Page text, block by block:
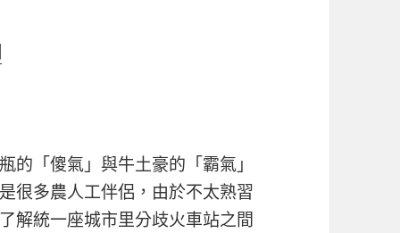
「傻氣」與牛土豪的「霸氣」
很多農人工伴侶，由於不太熟習
解統一座城市里分歧火車站之間